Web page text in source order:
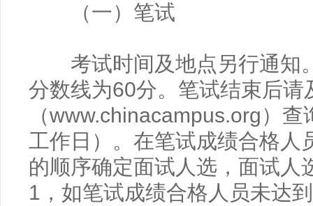
（一）笔试
考试时间及地点另行通知
分数线为60分。笔试结束后请
（www.chinacampus.org）
工作日）。在笔试成绩合格人
的顺序确定面试人选，面试人
1，如笔试成绩合格人员未达